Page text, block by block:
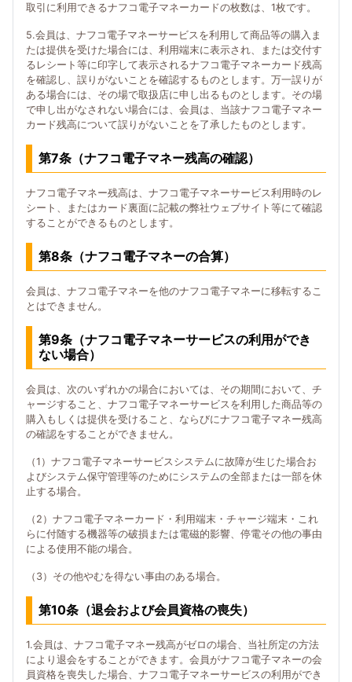
取引に利用できるナフコ電子マネーカードの枚数は、1枚です。
5.会員は、ナフコ電子マネーサービスを利用して商品等の購入ま
たは提供を受けた場合には、利用端末に表示され、または交付す
るレシート等に印字して表示されるナフコ電子マネーカード残高
を確認し、誤りがないことを確認するものとします。万一誤りが
ある場合には、その場で取扱店に申し出るものとします。その場
で申し出がなされない場合には、会員は、当該ナフコ電子マネー
カード残高について誤りがないことを了承したものとします。
第7条（ナフコ電子マネー残高の確認）
ナフコ電子マネー残高は、ナフコ電子マネーサービス利用時のレ
シート、またはカード裏面に記載の弊社ウェブサイト等にて確認
することができるものとします。
第8条（ナフコ電子マネーの合算）
会員は、ナフコ電子マネーを他のナフコ電子マネーに移転するこ
とはできません。
第9条（ナフコ電子マネーサービスの利用ができ
ない場合）
会員は、次のいずれかの場合においては、その期間において、チ
ャージすること、ナフコ電子マネーサービスを利用した商品等の
購入もしくは提供を受けること、ならびにナフコ電子マネー残高
の確認をすることができません。
（1）ナフコ電子マネーサービスシステムに故障が生じた場合お
よびシステム保守管理等のためにシステムの全部または一部を休
止する場合。
（2）ナフコ電子マネーカード・利用端末・チャージ端末・これ
らに付随する機器等の破損または電磁的影響、停電その他の事由
による使用不能の場合。
（3）その他やむを得ない事由のある場合。
第10条（退会および会員資格の喪失）
1.会員は、ナフコ電子マネー残高がゼロの場合、当社所定の方法
により退会をすることができます。会員がナフコ電子マネーの会
員資格を喪失した場合、ナフコ電子マネーサービスの利用ができ